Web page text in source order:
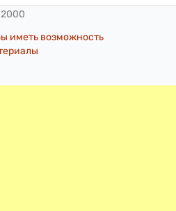
2000
иметь возможность